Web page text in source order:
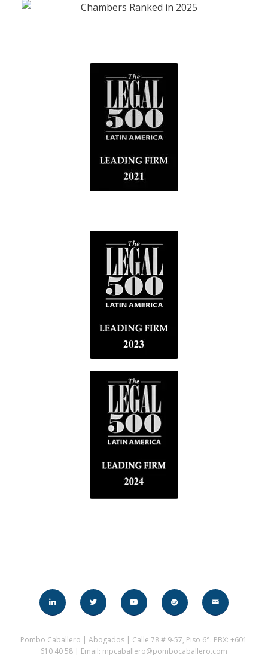
Pombo Caballero | Abogados | Calle 78 # 9-57, Piso 6°. PBX: +601
610 40 58 | Email: mpcaballero@pombocaballero.com